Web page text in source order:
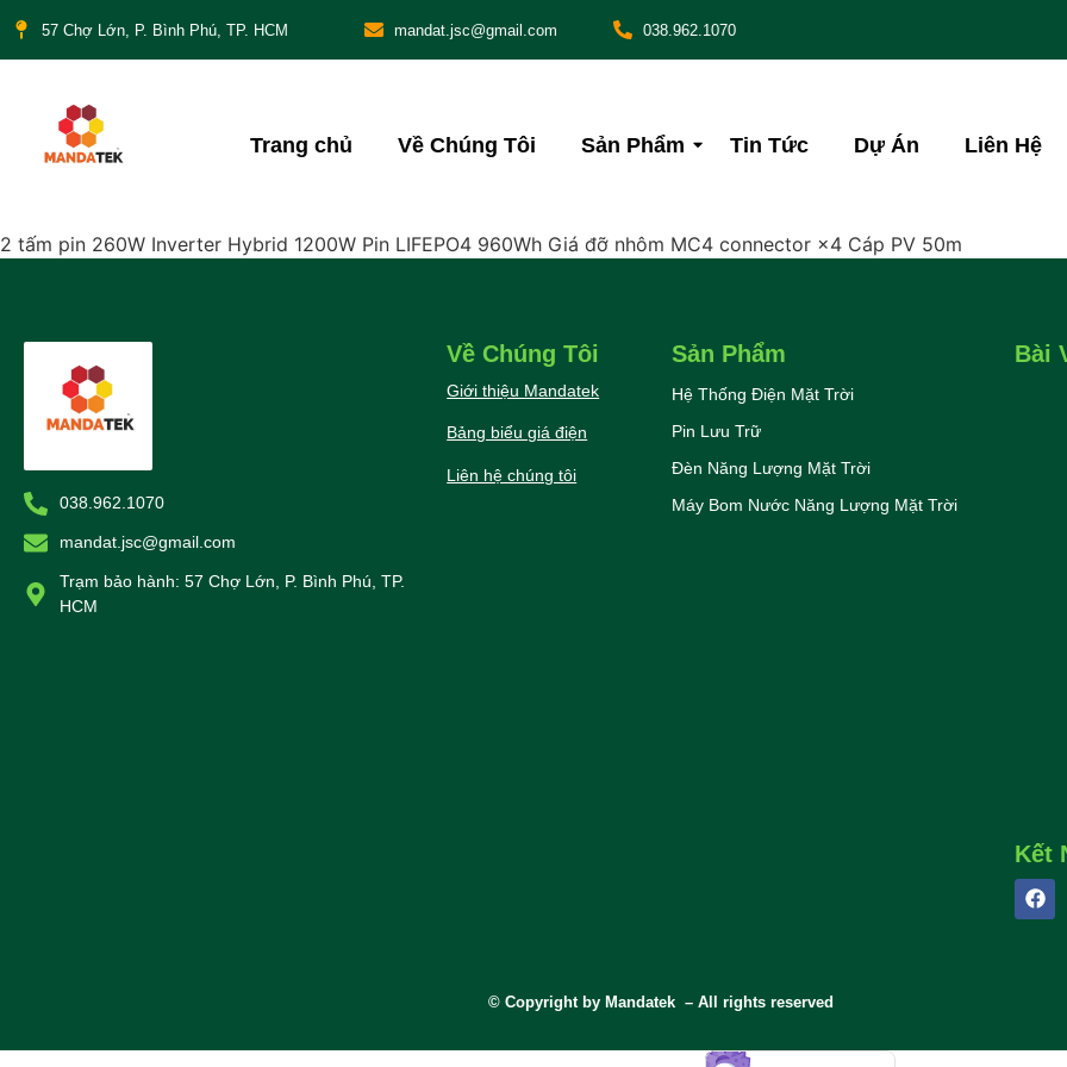
57 Chợ Lớn, P. Bình Phú, TP. HCM mandat.jsc@gmail.com 038.962.1070
Trang chủ Về Chúng Tôi Sản Phẩm Tin Tức Dự Án Liên Hệ
2 tấm pin 260W Inverter Hybrid 1200W Pin LIFEPO4 960Wh Giá đỡ nhôm MC4 connector ×4 Cáp PV 50m
038.962.1070
mandat.jsc@gmail.com
Trạm bảo hành: 57 Chợ Lớn, P. Bình Phú, TP.
HCM
Về Chúng Tôi
Giới thiệu Mandatek
Bảng biểu giá điện
Liên hệ chúng tôi
Sản Phẩm
Hệ Thống Điện Mặt Trời
Pin Lưu Trữ
Đèn Năng Lượng Mặt Trời
Máy Bom Nước Năng Lượng Mặt Trời
Bài
Kết
© Copyright by Mandatek – All rights reserved